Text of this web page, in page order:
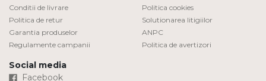
Conditii de livrare
Politica de retur
Garantia produselor
Regulamente campanii
Politica cookies
Solutionarea litigiilor
ANPC
Politica de avertizori
Social media
Facebook